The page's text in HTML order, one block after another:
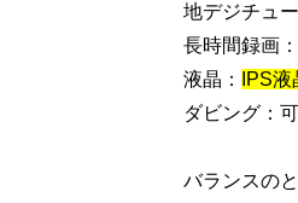
地デジチュ
長時間録画
液晶：
IPS液
ダビング：
バランスの